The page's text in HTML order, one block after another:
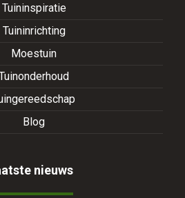
Tuininspiratie
Tuininrichting
Moestuin
Blog
nieuws